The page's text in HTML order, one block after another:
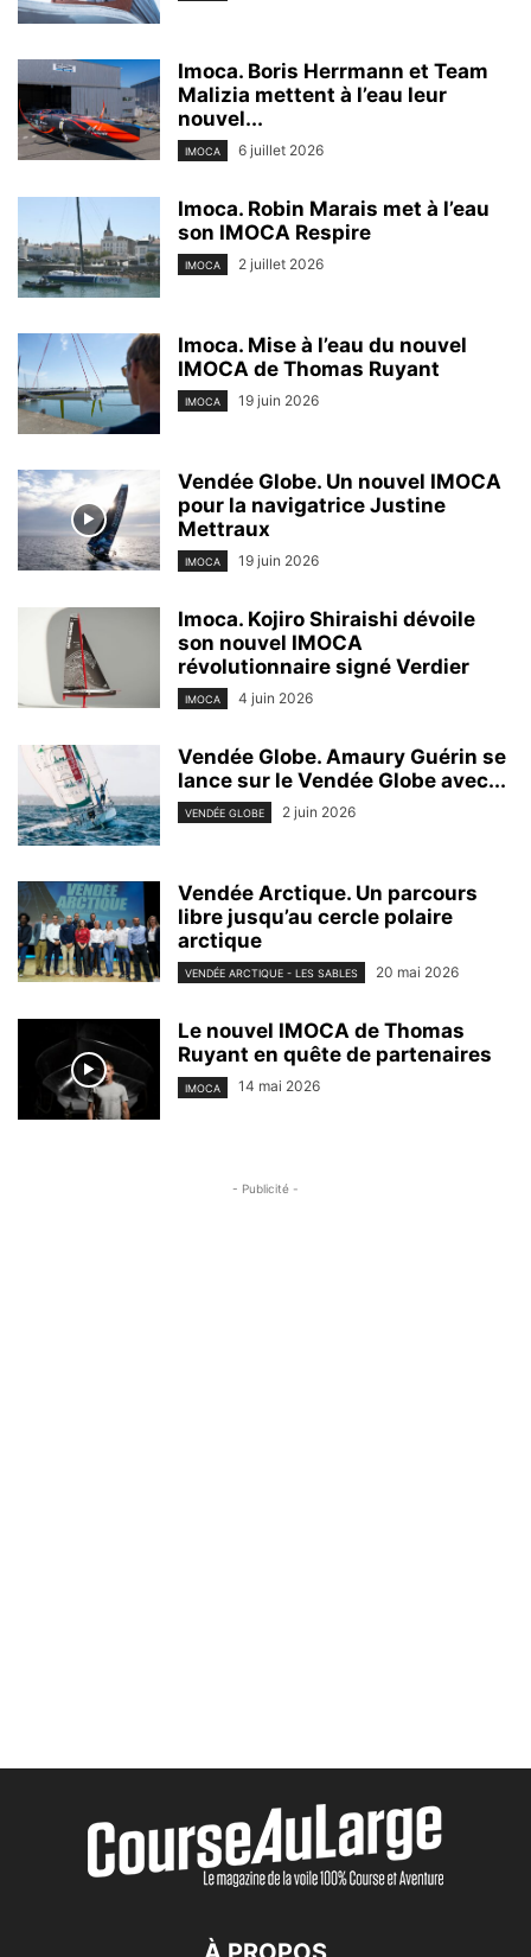
Imoca. Boris Herrmann et Team
Malizia mettent à l’eau leur
nouvel...
IMOCA 6 juillet 2026
Imoca. Robin Marais met à l’eau
son IMOCA Respire
IMOCA 2 juillet 2026
Imoca. Mise à l’eau du nouvel
IMOCA de Thomas Ruyant
IMOCA 19 juin 2026
Vendée Globe. Un nouvel IMOCA
pour la navigatrice Justine
Mettraux
IMOCA 19 juin 2026
Imoca. Kojiro Shiraishi dévoile
son nouvel IMOCA
révolutionnaire signé Verdier
IMOCA 4 juin 2026
Vendée Globe. Amaury Guérin se
lance sur le Vendée Globe avec...
VENDÉE GLOBE 2 juin 2026
Vendée Arctique. Un parcours
libre jusqu’au cercle polaire
arctique
VENDÉE ARCTIQUE - LES SABLES 20 mai 2026
Le nouvel IMOCA de Thomas
Ruyant en quête de partenaires
IMOCA 14 mai 2026
- Publicité -